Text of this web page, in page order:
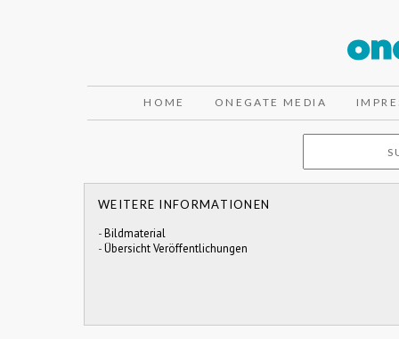
HOME ONEGATE MEDIA
WEITERE INFORMATIONEN
-Bildmaterial
-Übersicht Veröffentlichungen